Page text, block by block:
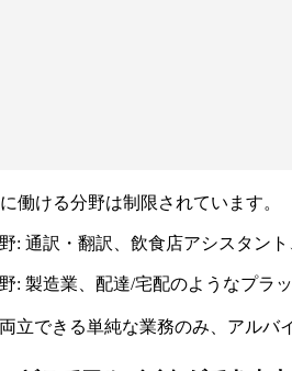
働ける分野は制限されています。
: 通訳・翻訳、飲食店アシスタン
: 製造業、配達/宅配のようなプラ
立できる単純な業務のみ、アルバ